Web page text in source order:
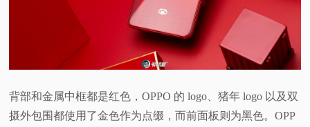
背部和金属中框都是红色，OPPO 的 logo、猪年 logo 以及双
摄外包围都使用了金色作为点缀，而前面板则为黑色。OPP